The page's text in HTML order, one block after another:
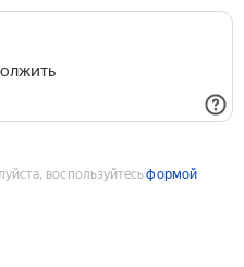
воспользуйтесьформой